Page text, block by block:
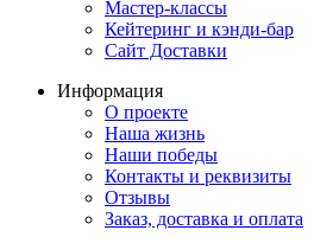
Мастер-классы
Кейтеринг и кэнди-бар
Сайт Доставки
Информация
О проекте
Наша жизнь
Наши победы
Контакты и реквизиты
Отзывы
Заказ, доставка и оплата